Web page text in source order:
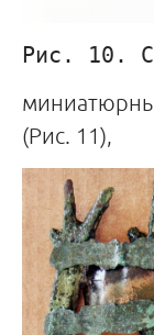
Рис. 10.
(Рис. 11),